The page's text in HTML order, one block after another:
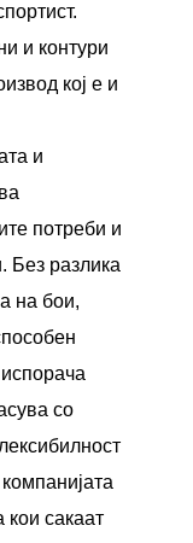
и контури
кој е и
и
потреби и
Без разлика
на бои,
со
кои сакаат